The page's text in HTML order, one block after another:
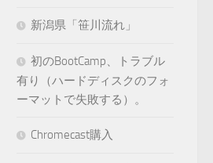
新潟県「笹川流れ」
初のBootCamp、トラブル
有り（ハードディスクのフォ
ーマットで失敗する）。
Chromecast購入